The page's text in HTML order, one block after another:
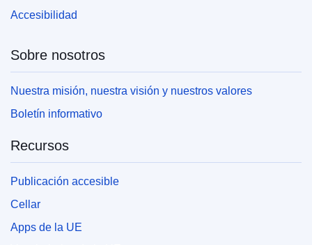
Accesibilidad
Sobre nosotros
Nuestra misión, nuestra visión y nuestros valores
Boletín informativo
Recursos
Publicación accesible
Cellar
Apps de la UE